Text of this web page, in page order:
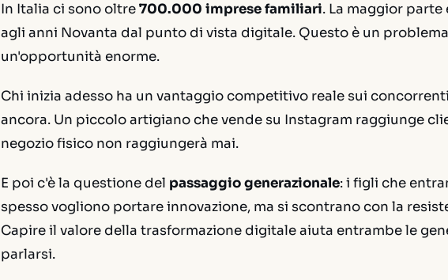
In Italia ci sono oltre700.000 imprese familiari. La maggior parte
agli anni Novanta dal punto di vista digitale. Questo è un
un'opportunità enorme.
Chi inizia adesso ha un vantaggio competitivo reale sui
ancora. Un piccolo artigiano che vende su Instagram raggiunge
negozio fisico non raggiungerà mai.
E poi c'è la questione del passaggio generazionale: i figli che
spesso vogliono portare innovazione, ma si scontrano con la
Capire il valore della trasformazione digitale aiuta entrambe le
parlarsi.